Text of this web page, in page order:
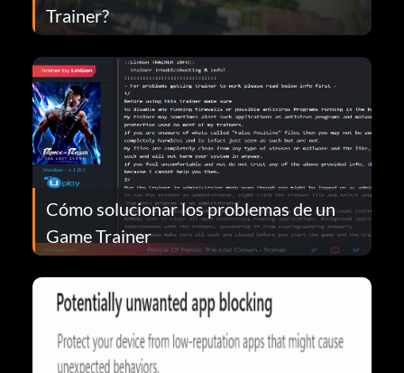
Trainer?
Cómo solucionar los problemas de un
Game Trainer